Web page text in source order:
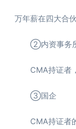
万年薪在四大合
②内资事务
CMA持证者，
③国企
CMA持证者的